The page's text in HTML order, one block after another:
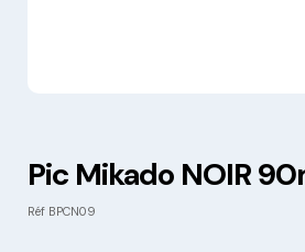
Pic Mikado NOIR
Réf BPCN09